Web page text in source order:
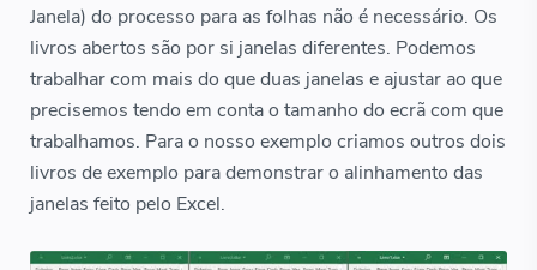
Janela) do processo para as folhas não é necessário. Os
livros abertos são por si janelas diferentes. Podemos
trabalhar com mais do que duas janelas e ajustar ao que
precisemos tendo em conta o tamanho do ecrã com que
trabalhamos. Para o nosso exemplo criamos outros dois
livros de exemplo para demonstrar o alinhamento das
janelas feito pelo Excel.